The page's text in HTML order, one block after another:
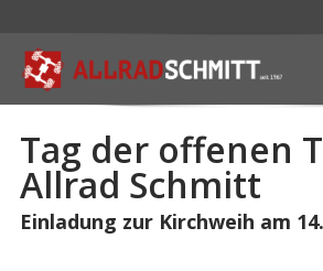
Tag der offenen
Allrad Schmitt
Einladung zur Kirchweih am